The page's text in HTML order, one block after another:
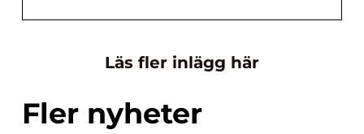
Läs fler inlägg här
Fler nyheter